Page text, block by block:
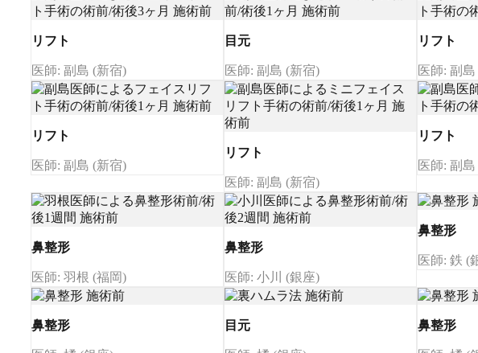
リフト
医師: 副島 (新宿)
目元
医師: 副島 (新宿)
リフト
医師: 副
リフト
医師: 副島 (新宿)
リフト
医師: 副島 (新宿)
リフト
医師: 副
鼻整形
医師: 羽根 (福岡)
鼻整形
医師: 小川 (銀座)
鼻整形
医師: 鉄 (
鼻整形 目元 鼻整形